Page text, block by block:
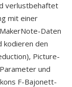
verlustbehaftet
mit einer
Daten
kodieren den
Picture-
und
F-Bajonett-